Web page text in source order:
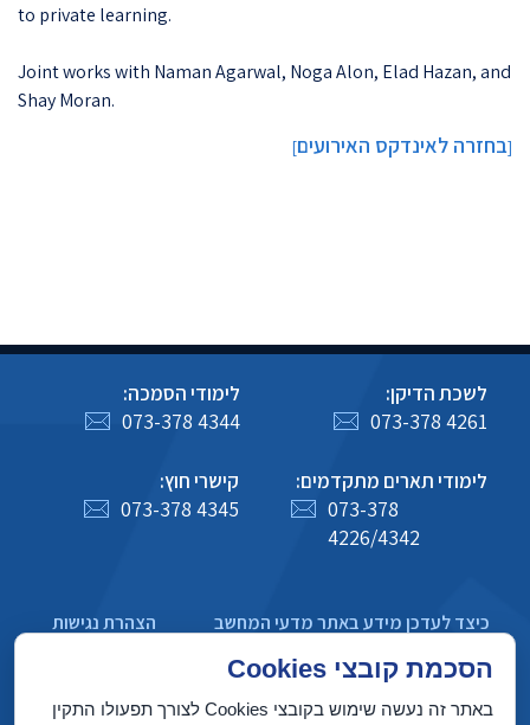
to private learning.
Joint works with Naman Agarwal, Noga Alon, Elad Hazan, and
Shay Moran.
[בחזרה לאינדקס האירועים]
לשכת הדיקן:
073-378 4261
לימודי הסמכה:
073-378 4344
לימודי תארים מתקדמים:
073-378
4226/4342
קישרי חוץ:
073-378 4345
כיצד לעדכן מידע באתר מדעי המחשב
הצהרת נגישות
מדיניות פרטיות הסכמת קובצי Cookies
באתר זה נעשה שימוש בקובצי Cookies לצורך תפעולו התקין